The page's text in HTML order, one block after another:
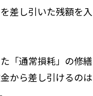
差し引いた残額を入
「通常損耗」の修繕
から差し引けるのは